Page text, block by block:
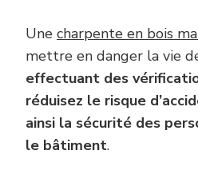
Une charpente en bois
mettre en danger la vie
effectuant des
réduisez le risque
ainsi la sécurité des
le bâtiment.